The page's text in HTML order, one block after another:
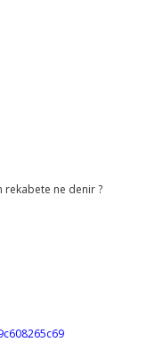
rekabete ne denir ?